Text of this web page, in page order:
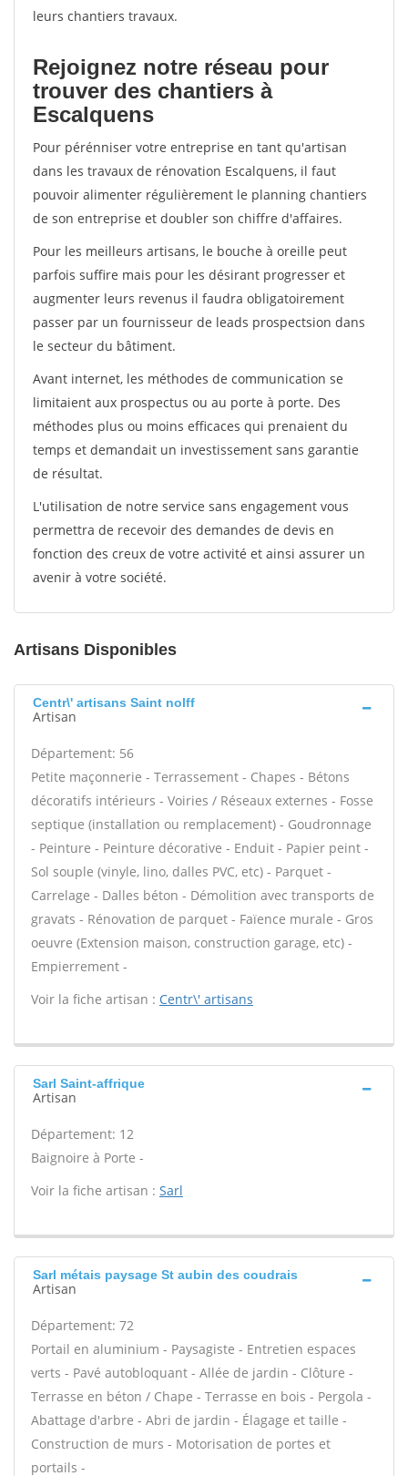
leurs chantiers travaux.
Rejoignez notre réseau pour
trouver des chantiers à
Escalquens
Pour pérénniser votre entreprise en tant qu'artisan
dans les travaux de rénovation Escalquens, il faut
pouvoir alimenter régulièrement le planning chantiers
de son entreprise et doubler son chiffre d'affaires.
Pour les meilleurs artisans, le bouche à oreille peut
parfois suffire mais pour les désirant progresser et
augmenter leurs revenus il faudra obligatoirement
passer par un fournisseur de leads prospectsion dans
le secteur du bâtiment.
Avant internet, les méthodes de communication se
limitaient aux prospectus ou au porte à porte. Des
méthodes plus ou moins efficaces qui prenaient du
temps et demandait un investissement sans garantie
de résultat.
L'utilisation de notre service sans engagement vous
permettra de recevoir des demandes de devis en
fonction des creux de votre activité et ainsi assurer un
avenir à votre société.
Artisans Disponibles
Centr\' artisans Saint nolff
Artisan
Département: 56
Petite maçonnerie - Terrassement - Chapes - Bétons
décoratifs intérieurs - Voiries / Réseaux externes - Fosse
septique (installation ou remplacement) - Goudronnage
- Peinture - Peinture décorative - Enduit - Papier peint -
Sol souple (vinyle, lino, dalles PVC, etc) - Parquet -
Carrelage - Dalles béton - Démolition avec transports de
gravats - Rénovation de parquet - Faïence murale - Gros
oeuvre (Extension maison, construction garage, etc) -
Empierrement -
Voir la fiche artisan : Centr\' artisans
Sarl Saint-affrique
Artisan
Département: 12
Baignoire à Porte -
Voir la fiche artisan : Sarl
Sarl métais paysage St aubin des coudrais
Artisan
Département: 72
Portail en aluminium - Paysagiste - Entretien espaces
verts - Pavé autobloquant - Allée de jardin - Clôture -
Terrasse en béton / Chape - Terrasse en bois - Pergola -
Abattage d'arbre - Abri de jardin - Élagage et taille -
Construction de murs - Motorisation de portes et
portails -